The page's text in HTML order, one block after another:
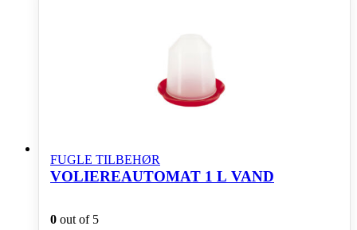
FUGLE TILBEHØR
VOLIEREAUTOMAT 1 L VAND
0 out of 5